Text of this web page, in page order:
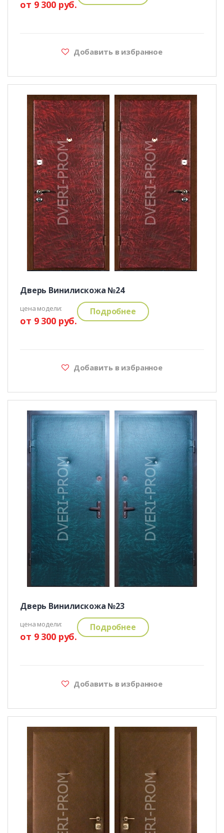
от 9 300 руб.
Добавить в избранное
Дверь Винилискожа №24
цена модели:
от 9 300 руб.
Подробнее
Добавить в избранное
Дверь Винилискожа №23
цена модели:
от 9 300 руб.
Подробнее
Добавить в избранное